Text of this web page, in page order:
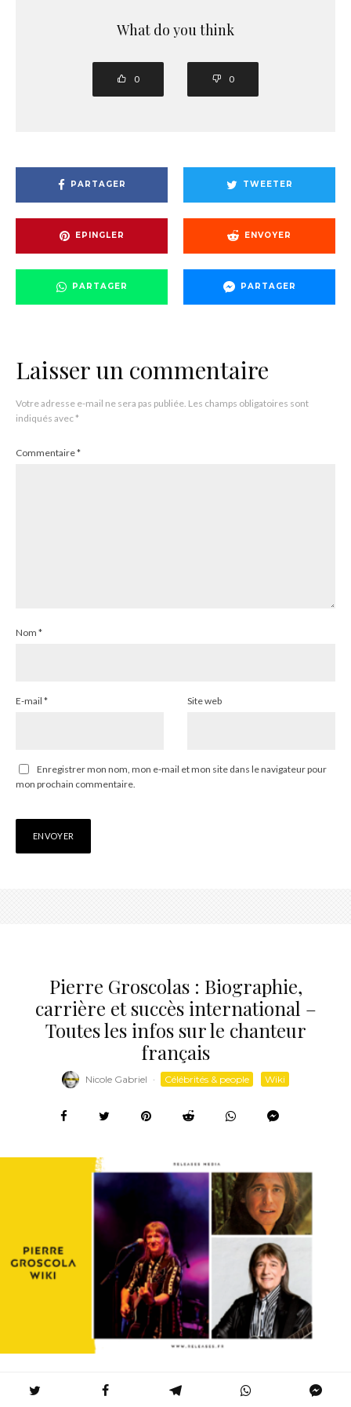
What do you think
0 0
PARTAGER TWEETER
EPINGLER ENVOYER
PARTAGER PARTAGER
Laisser un commentaire
Votre adresse e-mail ne sera pas publiée. Les champs obligatoires sont
indiqués avec*
Commentaire*
Nom *
E-mail * Site web
Enregistrer mon nom, mon e-mail et mon site dans le navigateur pour
mon prochain commentaire.
Pierre Groscolas : Biographie,
carrière et succès international –
Toutes les infos sur le chanteur
français
Nicole Gabriel · Célébrités & people Wiki
Accueil
Célébrités & people